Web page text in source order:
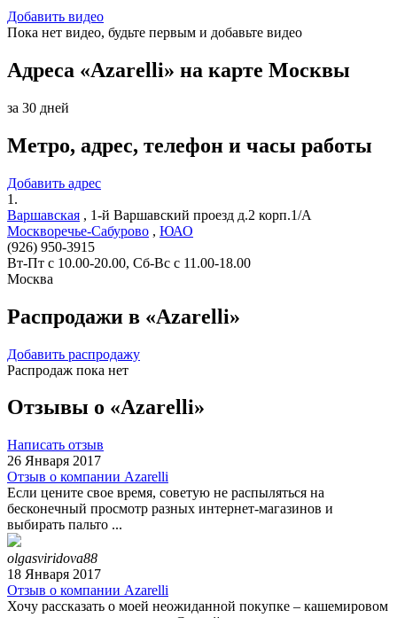
Добавить видео
Пока нет видео, будьте первым и добавьте видео
Адреса «Azarelli» на карте Москвы
за 30 дней
Метро, адрес, телефон и часы работы
Добавить адрес
1.
Варшавская , 1-й Варшавский проезд д.2 корп.1/А
Москворечье-Сабурово , ЮАО
(926) 950-3915
Вт-Пт с 10.00-20.00, Сб-Вс с 11.00-18.00
Москва
Распродажи в «Azarelli»
Добавить распродажу
Распродаж пока нет
Отзывы о «Azarelli»
Написать отзыв
26 Января 2017
Отзыв о компании Azarelli
Если цените свое время, советую не распыляться на
бесконечный просмотр разных интернет-магазинов и
выбирать пальто ...
olgasviridova88
18 Января 2017
Отзыв о компании Azarelli
Хочу рассказать о моей неожиданной покупке – кашемировом